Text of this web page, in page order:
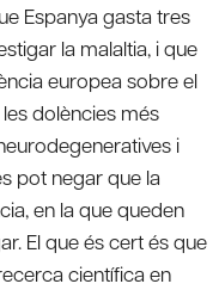
Espanya gasta tres
la malaltia, i que
europea sobre el
dolències més
i
pot negar que la
en la que queden
El que és cert és que
científica en